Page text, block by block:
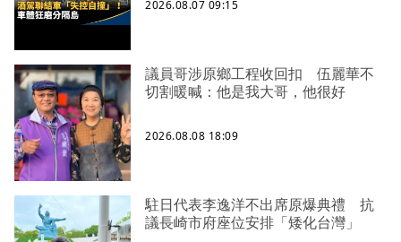
2026.08.07 09:15
議員哥涉原鄉工程收回扣 伍麗華不
切割暖喊：他是我大哥，他很好
2026.08.08 18:09
駐日代表李逸洋不出席原爆典禮 抗
議長崎市府座位安排「矮化台灣」